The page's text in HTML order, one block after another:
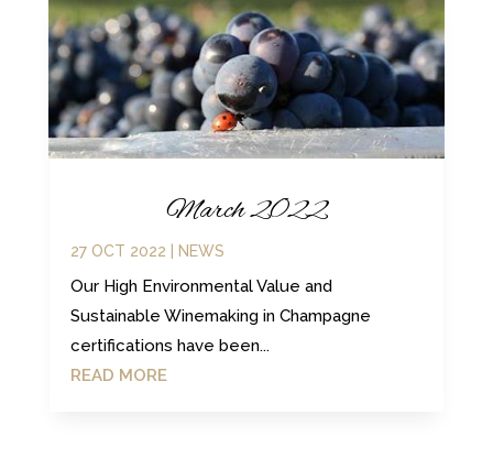
March 2022
27 OCT 2022 NEWS
Our High Environmental Value and
Sustainable Winemaking in Champagne
certifications have been...
READ MORE